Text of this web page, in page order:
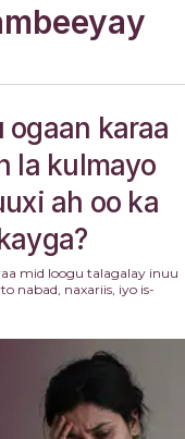
ogaan karaa
la kulmayo
ah oo ka
mid loogu talagalay inuu
nabad, naxariis, iyo is-